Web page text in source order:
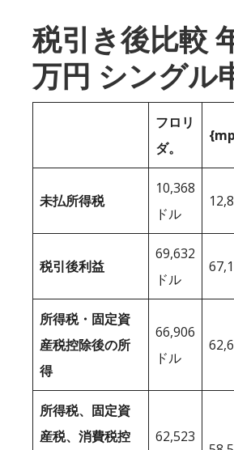
税引き後比較
万円 シングル
フロリ
ダ。
未払所得税
10,368
ドル
税引後利益
69,632
ドル
所得税・固定資
産税控除後の所
得
66,906
ドル
所得税、固定資
産税、消費税控
62,523